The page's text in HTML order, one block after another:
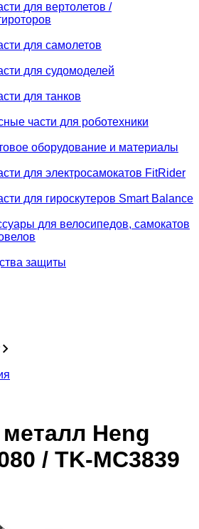
для вертолетов /
для самолетов
для судомоделей
для танков
части для роботехники
оборудование и материалы
для электросамокатов FitRider
для гироскутеров Smart Balance
для велосипедов, самокатов
защиты
Heng
/ TK-MC3839